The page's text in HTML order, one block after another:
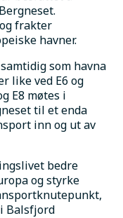
frakter
havner.
som havna
like ved E6 og
E8 møtes i
til et enda
inn og ut av
bedre
og styrke
Balsfjord